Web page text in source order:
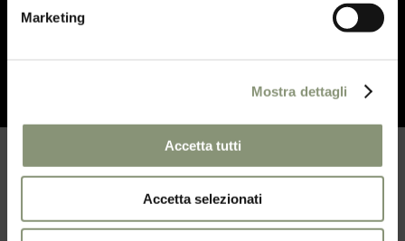
Marketing
Mostra dettagli
Accetta tutti
Accetta selezionati
acqua e vino non è compreso)
Come procedere all’acquisto.